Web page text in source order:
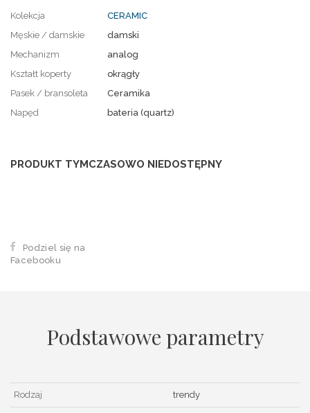
Kolekcja
CERAMIC
Męskie / damskie
damski
Mechanizm
analog
Kształt koperty
okrągły
Pasek / bransoleta
Ceramika
Napęd
bateria (quartz)
PRODUKT TYMCZASOWO NIEDOSTĘPNY
Podziel się na
Facebooku
Podstawowe parametry
Rodzaj trendy